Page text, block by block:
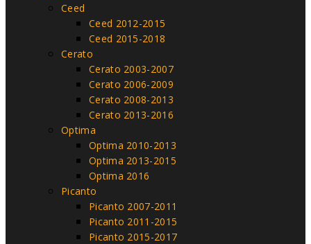
Ceed
Ceed 2012-2015
Ceed 2015-2018
Cerato
Cerato 2003-2007
Cerato 2006-2009
Cerato 2008-2013
Cerato 2013-2016
Optima
Optima 2010-2013
Optima 2013-2015
Optima 2016
Picanto
Picanto 2007-2011
Picanto 2011-2015
Picanto 2015-2017